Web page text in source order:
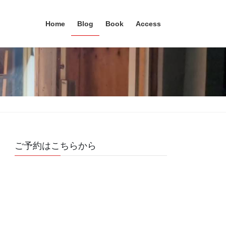
Home Blog Book Access
ご予約はこちらから